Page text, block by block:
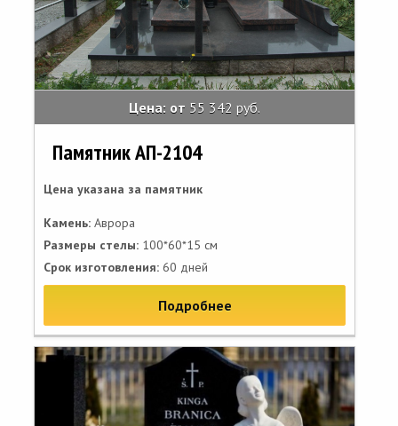
Цена: от 55 342 руб.
Памятник АП-2104
Цена указана за памятник
Камень: Аврора
Размеры стелы: 100*60*15 см
Срок изготовления: 60 дней
Подробнее